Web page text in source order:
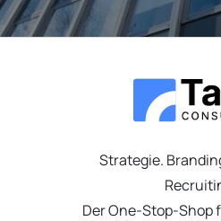
Strategie.
Der One-Stop-Shop